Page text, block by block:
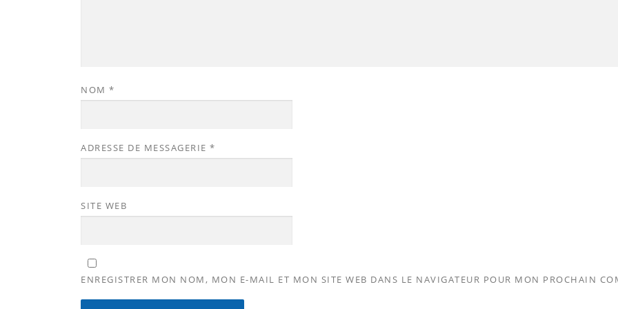
NOM *
ADRESSE DE MESSAGERIE *
SITE WEB
ENREGISTRER MON NOM, MON E-MAIL ET MON SITE WEB DANS LE NAVIGATEUR POUR MON PROCHAIN